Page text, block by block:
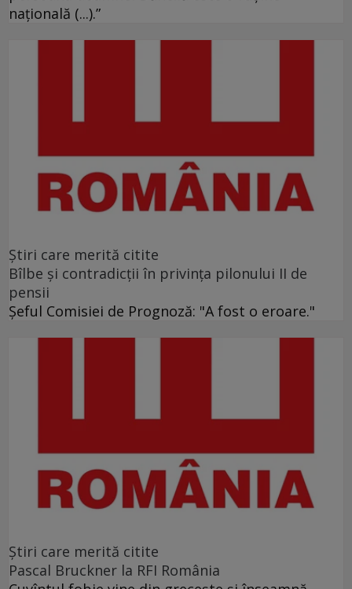
naţională (...).”
Ştiri care merită citite
Bîlbe și contradicții în privința pilonului II de
pensii
Șeful Comisiei de Prognoză: "A fost o eroare."
Ştiri care merită citite
Pascal Bruckner la RFI România